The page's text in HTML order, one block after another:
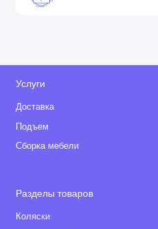
Услуги
Доставка
Подъем
Сборка мебели
Разделы товаров
Коляски